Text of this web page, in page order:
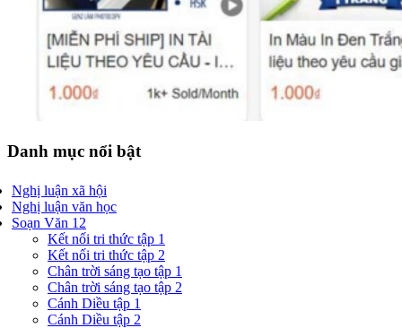
Danh mục nổi bật
Nghị luận xã hội
Nghị luận văn học
Soạn Văn 12
Kết nối tri thức tập 1
Kết nối tri thức tập 2
Chân trời sáng tạo tập 1
Chân trời sáng tạo tập 2
Cánh Diều tập 1
Cánh Diều tập 2